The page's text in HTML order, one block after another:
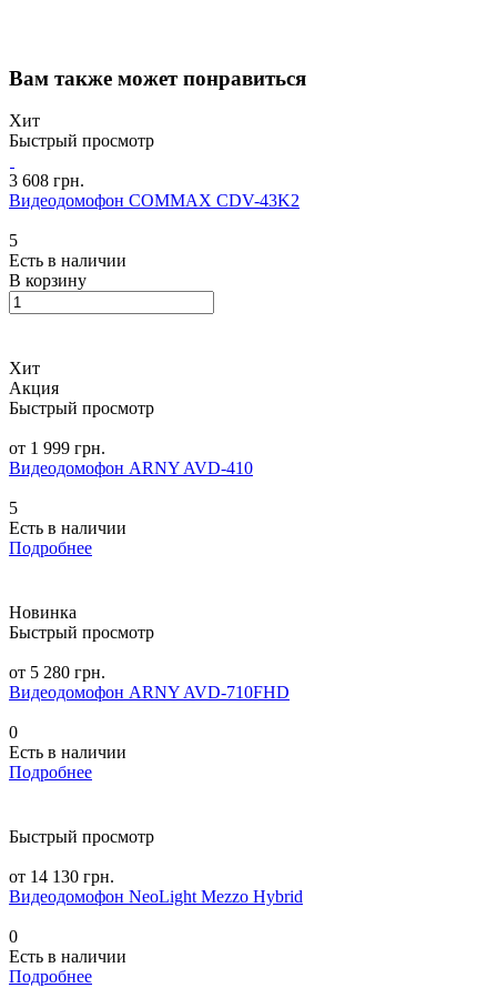
Вам также может понравиться
Хит
Быстрый просмотр
3 608 грн.
Видеодомофон COMMAX CDV-43K2
5
Есть в наличии
В корзину
Хит
Акция
Быстрый просмотр
от 1 999 грн.
Видеодомофон ARNY AVD-410
5
Есть в наличии
Подробнее
Новинка
Быстрый просмотр
от 5 280 грн.
Видеодомофон ARNY AVD-710FHD
0
Есть в наличии
Подробнее
Быстрый просмотр
от 14 130 грн.
Видеодомофон NeoLight Mezzo Hybrid
0
Есть в наличии
Подробнее